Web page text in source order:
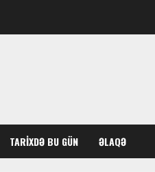
TARIXDƏ BU GÜN ƏLAQƏ